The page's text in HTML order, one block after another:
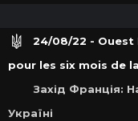
24/08/22 - Ouest
pour les six mois de
Захід Франція:
Україні